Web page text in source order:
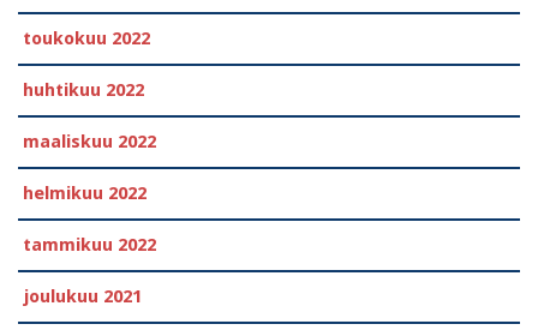
toukokuu 2022
huhtikuu 2022
maaliskuu 2022
helmikuu 2022
tammikuu 2022
joulukuu 2021